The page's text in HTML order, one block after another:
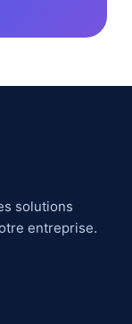
solutions
entreprise.